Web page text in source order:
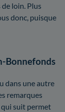
loin. Plus
donc, puisque
Bonnefonds
dans une autre
remarques
qui suit permet